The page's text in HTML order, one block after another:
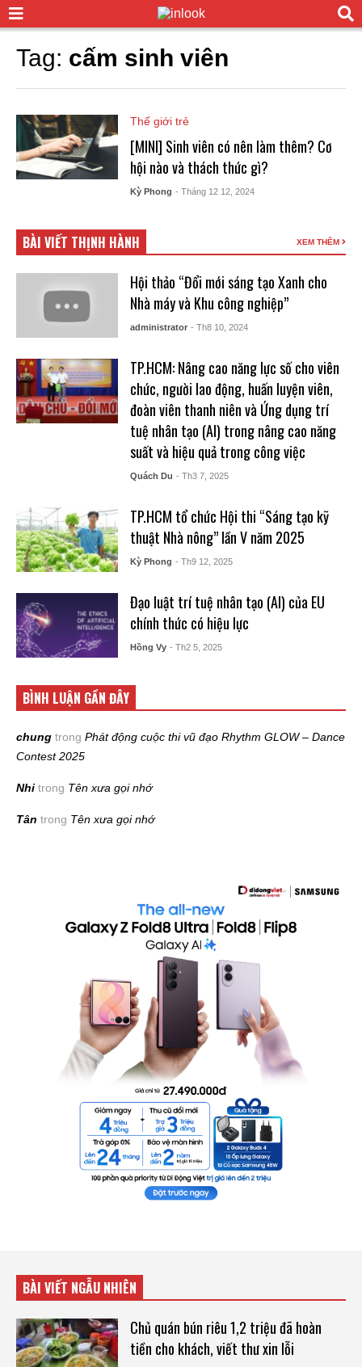
Tag: cấm sinh viên
Thế giới trẻ
[MINI] Sinh viên có nên làm thêm? Cơ
hội nào và thách thức gì?
Kỳ Phong - Tháng 12 12, 2024
BÀI VIẾT THỊNH HÀNH XEM THÊM
Hội thảo “Đổi mới sáng tạo Xanh cho
Nhà máy và Khu công nghiệp”
administrator - Th8 10, 2024
TP.HCM: Nâng cao năng lực số cho viên
chức, người lao động, huấn luyện viên,
đoàn viên thanh niên và Ứng dụng trí
tuệ nhân tạo (AI) trong nâng cao năng
suất và hiệu quả trong công việc
Quách Du - Th3 7, 2025
TP.HCM tổ chức Hội thi “Sáng tạo kỹ
thuật Nhà nông” lần V năm 2025
Kỳ Phong - Th9 12, 2025
Đạo luật trí tuệ nhân tạo (AI) của EU
chính thức có hiệu lực
Hồng Vy - Th2 5, 2025
BÌNH LUẬN GẦN ĐÂY
chung trong Phát động cuộc thi vũ đạo Rhythm GLOW – Dance
Contest 2025
Nhi trong Tên xưa gọi nhớ
Tân trong Tên xưa gọi nhớ
BÀI VIẾT NGẪU NHIÊN
Chủ quán bún riêu 1,2 triệu đã hoàn
tiền cho khách, viết thư xin lỗi